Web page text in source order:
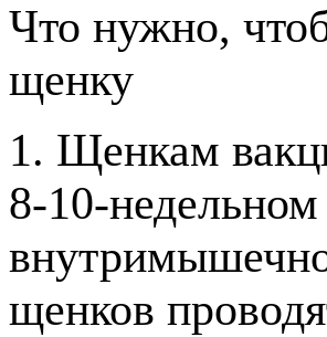
Что нужно,
щенку
1. Щенкам
8-10-недельном
щенков